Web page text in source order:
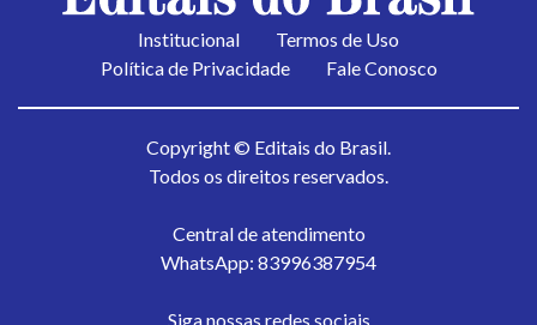
Institucional
Termos de Uso
Política de Privacidade
Fale Conosco
Copyright © Editais do Brasil.
Todos os direitos reservados.
Central de atendimento
WhatsApp: 83996387954
Siga nossas redes sociais